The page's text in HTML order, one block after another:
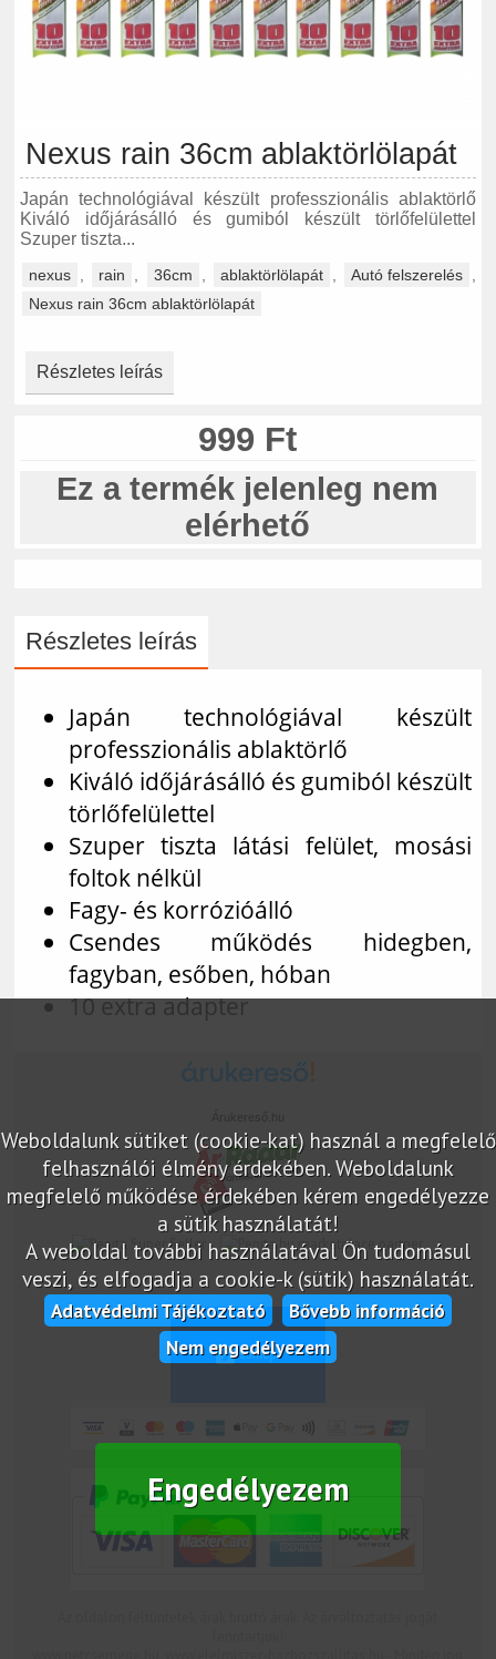
Nexus rain 36cm ablaktörlölapát
Japán technológiával készült professzionális ablaktörlő
Kiváló időjárásálló és gumiból készült törlőfelülettel
Szuper tiszta...
nexus rain 36cm ablaktörlölapát Autó felszerelés
Nexus rain 36cm ablaktörlölapát
Részletes leírás
999 Ft
Ez a termék jelenleg nem
elérhető
Részletes leírás
Japán technológiával készült
professzionális ablaktörlő
Kiváló időjárásálló és gumiból készült
törlőfelülettel
Szuper tiszta látási felület, mosási
foltok nélkül
Fagy- és korrózióálló
Csendes működés hidegben,
fagyban, esőben, hóban
10 extra adapter
Weboldalunk sütiket (cookie-kat) használ a megfelelő
felhasználói élmény érdekében. Weboldalunk
megfelelő működése érdekében kérem engedélyezze
a sütik használatát!
A weboldal további használatával Ön tudomásul
veszi, és elfogadja a cookie-k (sütik) használatát.
Adatvédelmi Tájékoztató
Bővebb információ
Nem engedélyezem
Engedélyezem
marketplace partner